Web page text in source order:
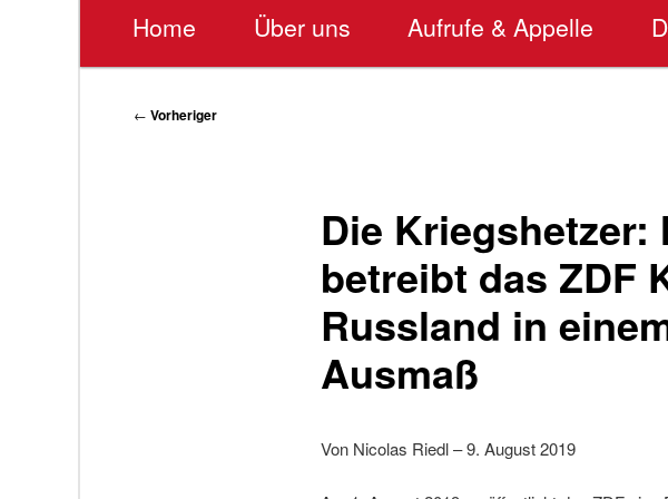
Home Über uns Aufrufe & Appelle
Beitragsnavigation
← Vorheriger
Die Kriegshetzer:
betreibt das ZDF
Russland in
Ausmaß
Von Nicolas Riedl – 9. August 2019